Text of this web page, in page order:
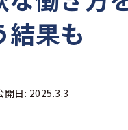
結果も
日: 2025.3.3